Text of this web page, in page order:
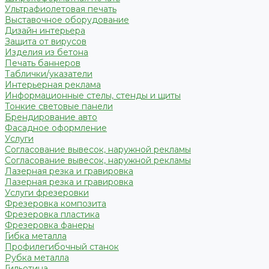
Ультрафиолетовая печать
Выставочное оборудование
Дизайн интерьера
Защита от вирусов
Изделия из бетона
Печать баннеров
Таблички/указатели
Интерьерная реклама
Информационные стелы, стенды и щиты
Тонкие световые панели
Брендирование авто
Фасадное оформление
Услуги
Согласование вывесок, наружной рекламы
Согласование вывесок, наружной рекламы
Лазерная резка и гравировка
Лазерная резка и гравировка
Услуги фрезеровки
Фрезеровка композита
Фрезеровка пластика
Фрезеровка фанеры
Гибка металла
Профилегибочный станок
Рубка металла